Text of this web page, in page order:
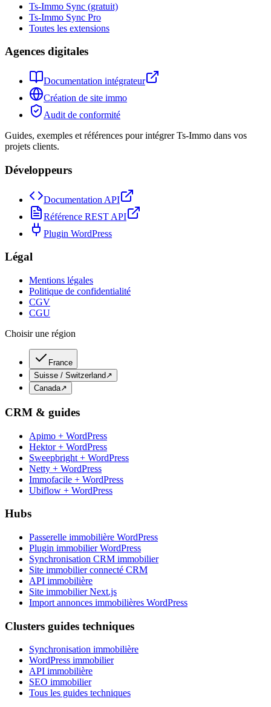
Ts-Immo Sync (gratuit)
Ts-Immo Sync Pro
Toutes les extensions
Agences digitales
Documentation intégrateur
Création de site immo
Audit de conformité
Guides, exemples et références pour intégrer Ts-Immo dans vos
projets clients.
Développeurs
Documentation API
Référence REST API
Plugin WordPress
Légal
Mentions légales
Politique de confidentialité
CGV
CGU
Choisir une région
France
Suisse / Switzerland ↗
Canada↗
CRM & guides
Apimo + WordPress
Hektor + WordPress
Sweepbright + WordPress
Netty + WordPress
Immofacile + WordPress
Ubiflow + WordPress
Hubs
Passerelle immobilière WordPress
Plugin immobilier WordPress
Synchronisation CRM immobilier
Site immobilier connecté CRM
API immobilière
Site immobilier Next.js
Import annonces immobilières WordPress
Clusters guides techniques
Synchronisation immobilière
WordPress immobilier
API immobilière
SEO immobilier
Tous les guides techniques